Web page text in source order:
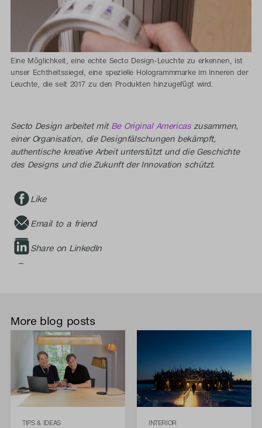
Eine Möglichkeit, eine echte Secto Design-Leuchte zu erkennen, ist
unser Echtheitssiegel, eine spezielle Hologrammmarke im Inneren der
Leuchte, die seit 2017 zu den Produkten hinzugefügt wird.
Secto Design arbeitet mit Be Original Americaszusammen,
einer Organisation, die Designfälschungen bekämpft,
authentische kreative Arbeit unterstützt und die Geschichte
des Designs und die Zukunft der Innovation schützt.
Like
Email to a friend
Share on LinkedIn
More blog posts
TIPS & IDEAS INTERIOR